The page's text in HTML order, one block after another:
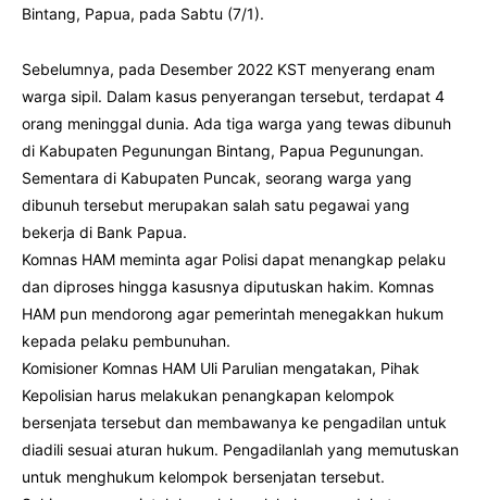
Bintang, Papua, pada Sabtu (7/1).
Sebelumnya, pada Desember 2022 KST menyerang enam
warga sipil. Dalam kasus penyerangan tersebut, terdapat 4
orang meninggal dunia. Ada tiga warga yang tewas dibunuh
di Kabupaten Pegunungan Bintang, Papua Pegunungan.
Sementara di Kabupaten Puncak, seorang warga yang
dibunuh tersebut merupakan salah satu pegawai yang
bekerja di Bank Papua.
Komnas HAM meminta agar Polisi dapat menangkap pelaku
dan diproses hingga kasusnya diputuskan hakim. Komnas
HAM pun mendorong agar pemerintah menegakkan hukum
kepada pelaku pembunuhan.
Komisioner Komnas HAM Uli Parulian mengatakan, Pihak
Kepolisian harus melakukan penangkapan kelompok
bersenjata tersebut dan membawanya ke pengadilan untuk
diadili sesuai aturan hukum. Pengadilanlah yang memutuskan
untuk menghukum kelompok bersenjatan tersebut.